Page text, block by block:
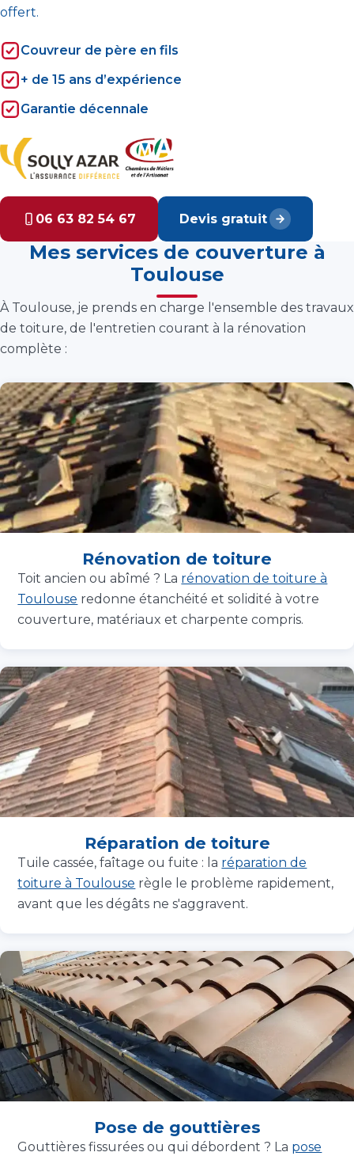
offert.
Couvreur de père en fils
+ de 15 ans d’expérience
Garantie décennale
06 63 82 54 67 Devis gratuit
Mes services de couverture à
Toulouse
À Toulouse, je prends en charge l'ensemble des travaux
de toiture, de l'entretien courant à la rénovation
complète :
Rénovation de toiture
Toit ancien ou abîmé ? La rénovation de toiture à
Toulouse redonne étanchéité et solidité à votre
couverture, matériaux et charpente compris.
Réparation de toiture
Tuile cassée, faîtage ou fuite : la réparation de
toiture à Toulouse règle le problème rapidement,
avant que les dégâts ne s'aggravent.
Pose de gouttières
Gouttières fissurées ou qui débordent ? La pose